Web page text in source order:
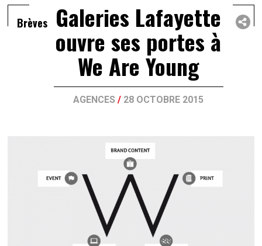
Brèves Galeries Lafayette
ouvre ses portes à
We Are Young
AGENCES / 28 OCTOBRE 2015